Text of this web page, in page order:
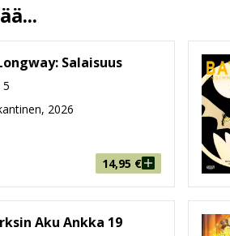
135
217 mm * 288 mm * 22 mm
804g
Salaisuus
5
2026
14,95 €
Aku Ankka 19